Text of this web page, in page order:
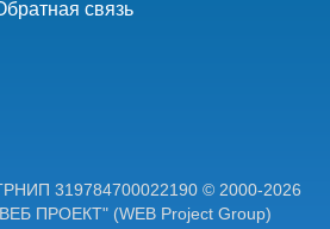
связь
319784700022190 © 2000-2026
ПРОЕКТ" (WEB Project Group)